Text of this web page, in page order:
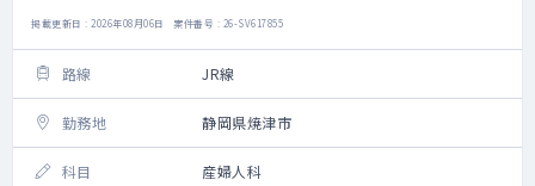
掲載更新日 : 2026年08月06日 案件番号 : 26-SV617855
路線 JR線
勤務地 静岡県焼津市
科目 産婦人科